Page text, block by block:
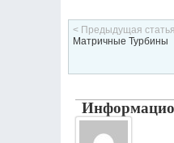
< Предыдущая статья
Матричные Турбины